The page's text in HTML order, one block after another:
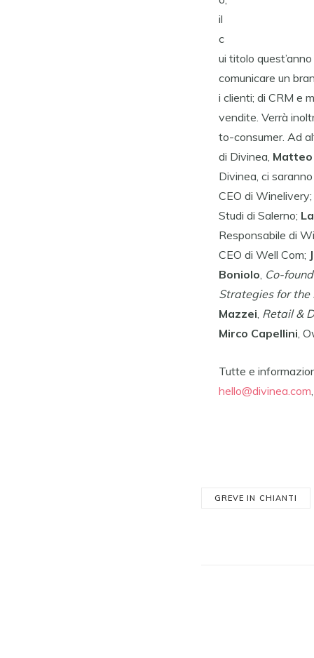
il
c
ui titolo quest’anno
comunicare un
i clienti; di CRM e
vendite. Verrà
to-consumer. Ad
di Divinea,
Divinea, ci
CEO di Winelivery;
Studi di Salerno;
Responsabile di
CEO di Well Com;
Boniolo, Co-
Strategies for the
Mazzei, Retail &
Mirco Capellini,
Tutte e
hello@divinea.com
GREVE IN CHIANTI